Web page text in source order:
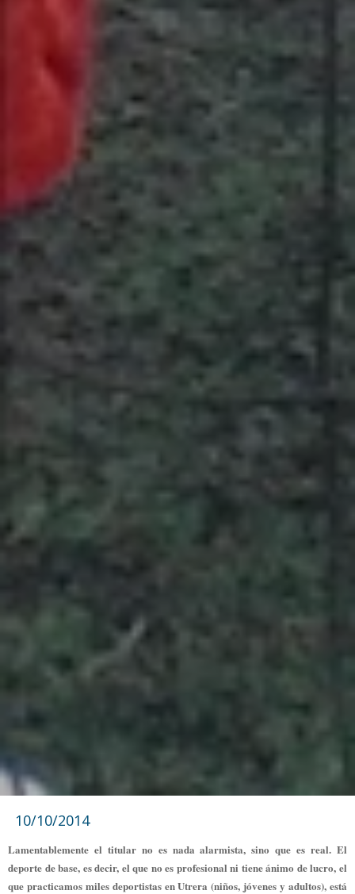
10/10/2014
Lamentablemente el titular no es nada alarmista, sino que es real. El
deporte de base, es decir, el que no es profesional ni tiene ánimo de lucro, el
que practicamos miles deportistas en Utrera (niños, jóvenes y adultos), está